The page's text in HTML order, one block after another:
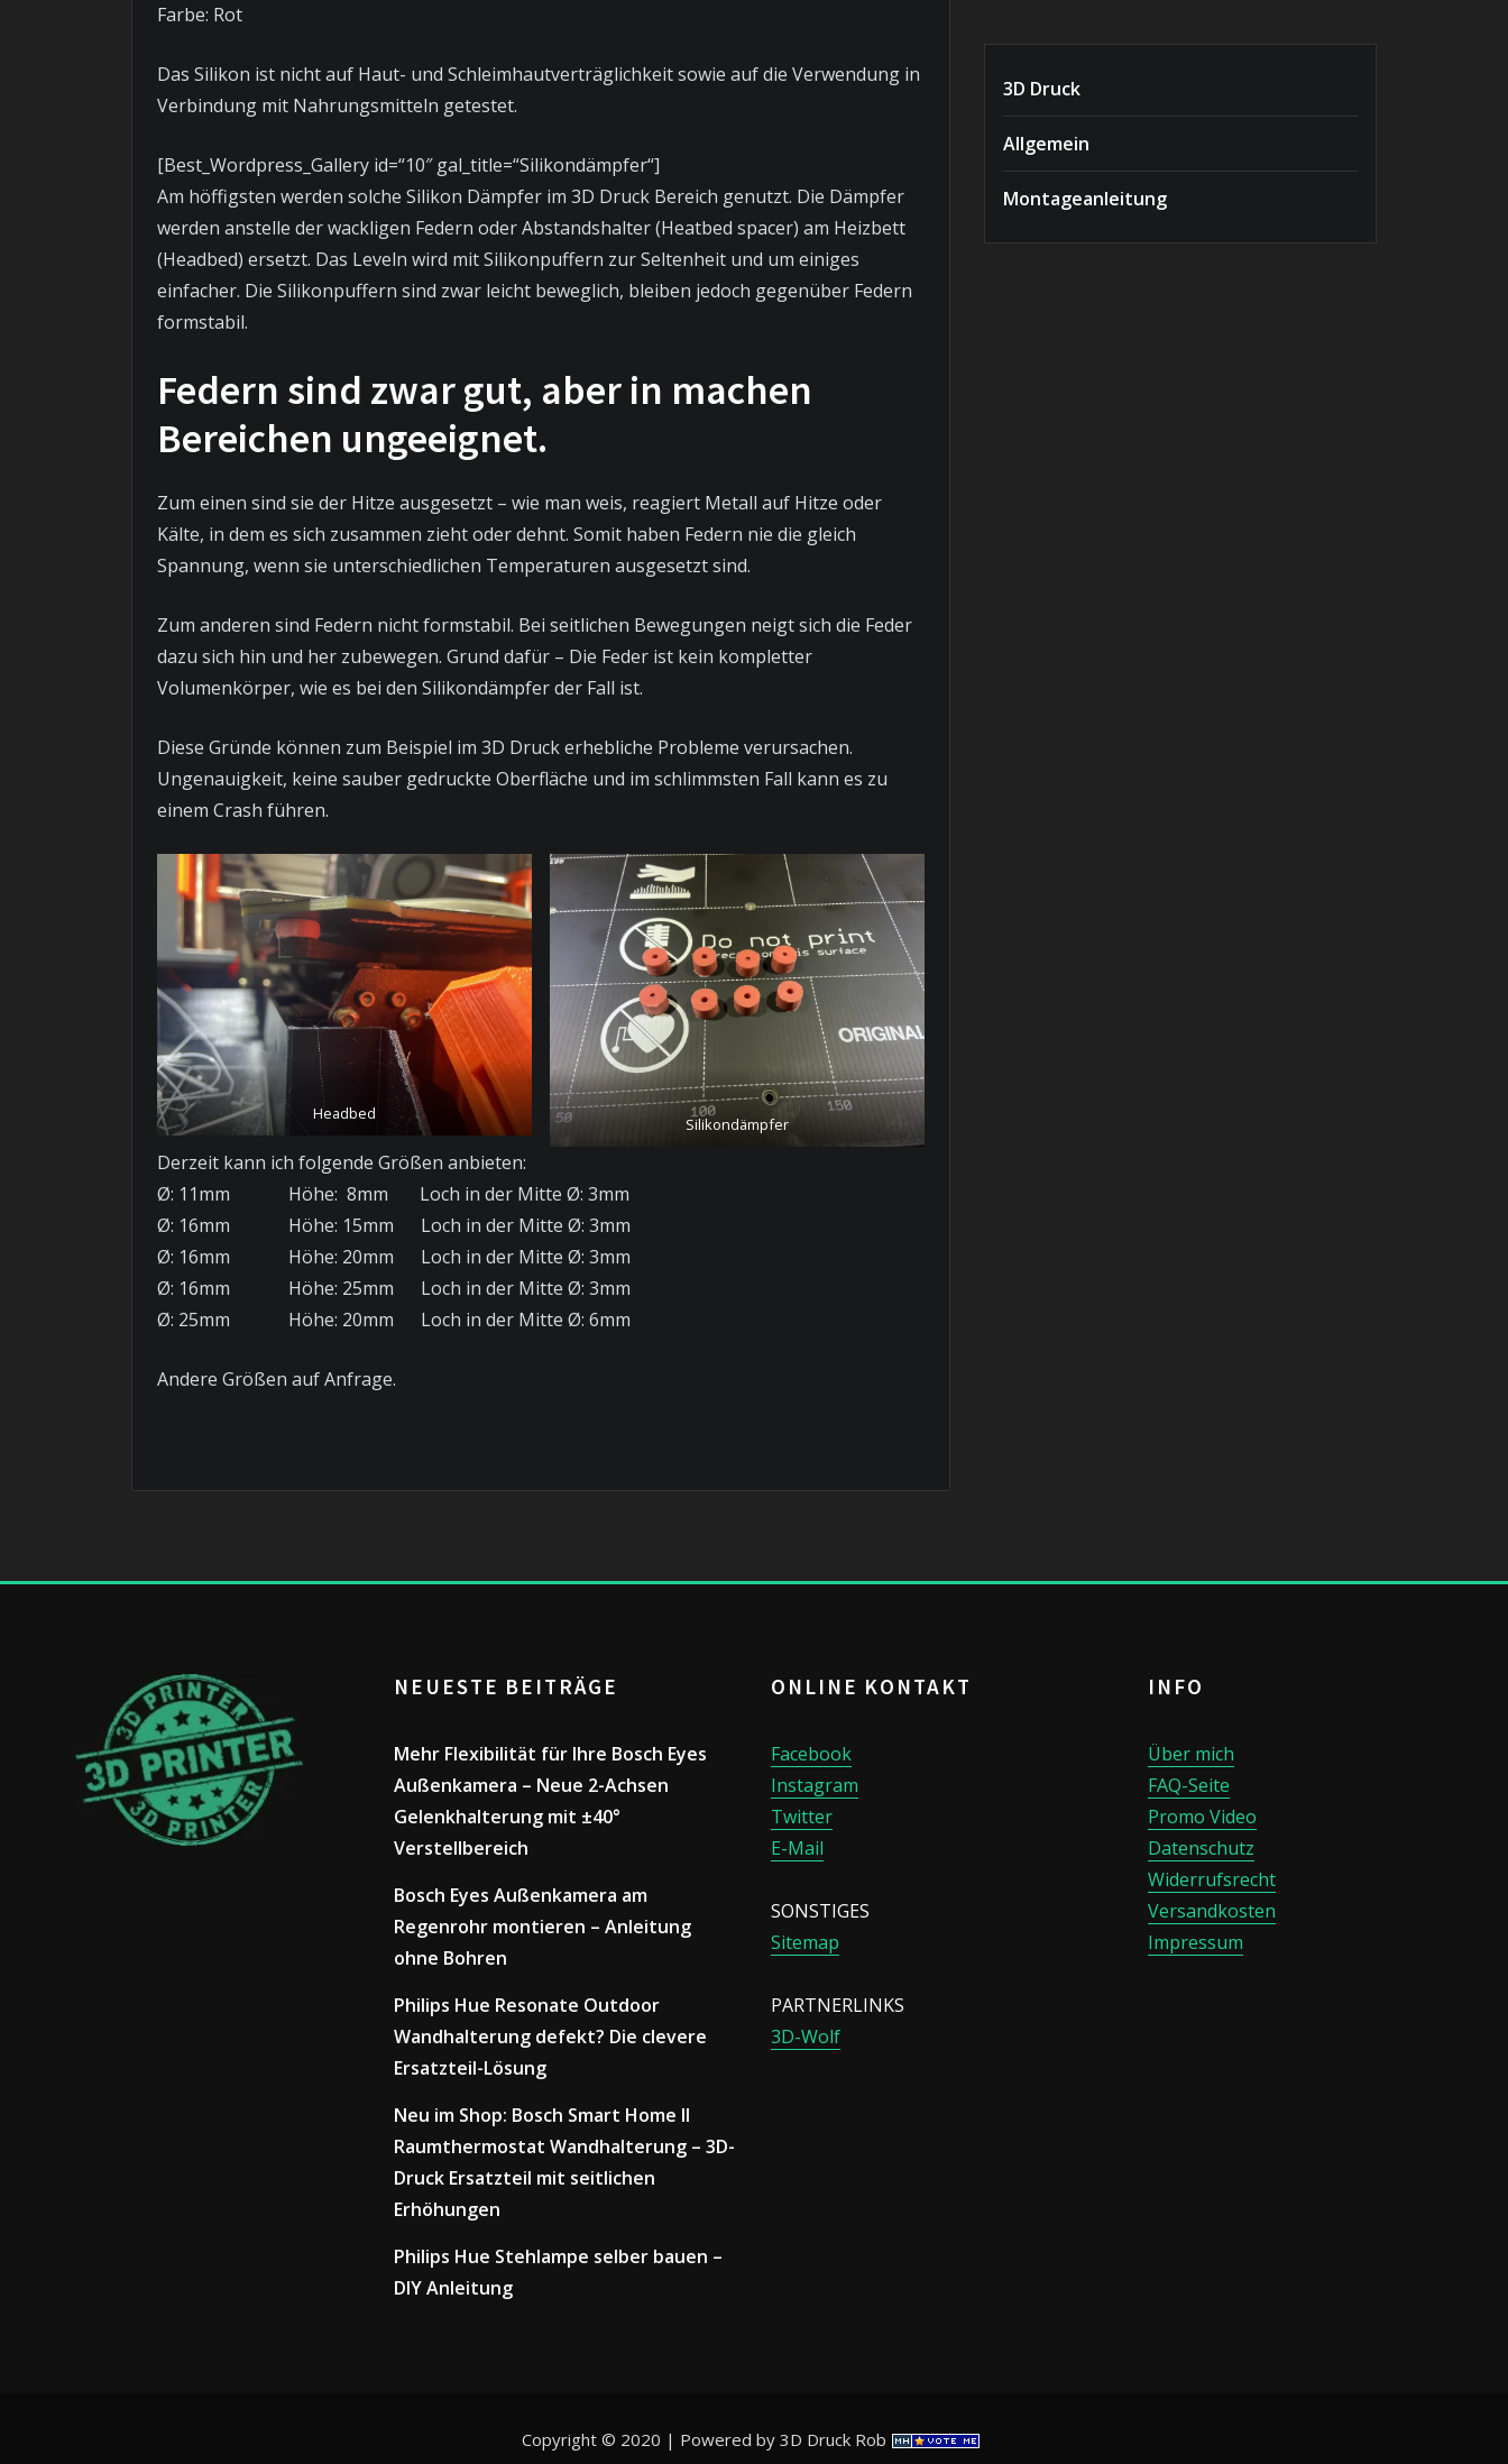
Farbe: Rot
Das Silikon ist nicht auf Haut- und Schleimhautverträglichkeit sowie auf die Verwendung in
Verbindung mit Nahrungsmitteln getestet.
[Best_Wordpress_Gallery id=“10″ gal_title=“Silikondämpfer“]
Am höffigsten werden solche Silikon Dämpfer im 3D Druck Bereich genutzt. Die Dämpfer
werden anstelle der wackligen Federn oder Abstandshalter (Heatbed spacer) am Heizbett
(Headbed) ersetzt. Das Leveln wird mit Silikonpuffern zur Seltenheit und um einiges
einfacher. Die Silikonpuffern sind zwar leicht beweglich, bleiben jedoch gegenüber Federn
formstabil.
Federn sind zwar gut, aber in machen
Bereichen ungeeignet.
Zum einen sind sie der Hitze ausgesetzt – wie man weis, reagiert Metall auf Hitze oder
Kälte, in dem es sich zusammen zieht oder dehnt. Somit haben Federn nie die gleich
Spannung, wenn sie unterschiedlichen Temperaturen ausgesetzt sind.
Zum anderen sind Federn nicht formstabil. Bei seitlichen Bewegungen neigt sich die Feder
dazu sich hin und her zubewegen. Grund dafür – Die Feder ist kein kompletter
Volumenkörper, wie es bei den Silikondämpfer der Fall ist.
Diese Gründe können zum Beispiel im 3D Druck erhebliche Probleme verursachen.
Ungenauigkeit, keine sauber gedruckte Oberfläche und im schlimmsten Fall kann es zu
einem Crash führen.
Headbed
Silikondämpfer
Derzeit kann ich folgende Größen anbieten:
Ø: 11mm Höhe: 8mm Loch in der Mitte Ø: 3mm
Ø: 16mm Höhe: 15mm Loch in der Mitte Ø: 3mm
Ø: 16mm Höhe: 20mm Loch in der Mitte Ø: 3mm
Ø: 16mm Höhe: 25mm Loch in der Mitte Ø: 3mm
Ø: 25mm Höhe: 20mm Loch in der Mitte Ø: 6mm
Andere Größen auf Anfrage.
3D Druck
Allgemein
Montageanleitung
NEUESTE BEITRÄGE
Mehr Flexibilität für Ihre Bosch Eyes
Außenkamera – Neue 2-Achsen
Gelenkhalterung mit ±40°
Verstellbereich
Bosch Eyes Außenkamera am
Regenrohr montieren – Anleitung
ohne Bohren
Philips Hue Resonate Outdoor
Wandhalterung defekt? Die clevere
Ersatzteil-Lösung
Neu im Shop: Bosch Smart Home II
Raumthermostat Wandhalterung – 3D-
Druck Ersatzteil mit seitlichen
Erhöhungen
Philips Hue Stehlampe selber bauen –
DIY Anleitung
ONLINE KONTAKT
Facebook
Instagram
Twitter
E-Mail
SONSTIGES
Sitemap
PARTNERLINKS
3D-Wolf
INFO
Über mich
FAQ-Seite
Promo Video
Datenschutz
Widerrufsrecht
Versandkosten
Impressum
Copyright © 2020 | Powered by 3D Druck Rob